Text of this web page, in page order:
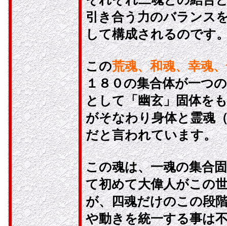
引き合う力のバランス
して構成されるのです
この荒魂、和魂、幸魂
１８０の集合体が一つの
として「幽玄」固体を
がそなわり身体と霊魂
だと言われています。
この魂は、一魂の集合
て初めて大偉人がこの
が、四魂だけのこの段
や動きを統一する事は